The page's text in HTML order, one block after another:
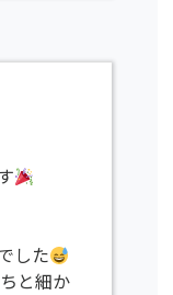
した
と細か